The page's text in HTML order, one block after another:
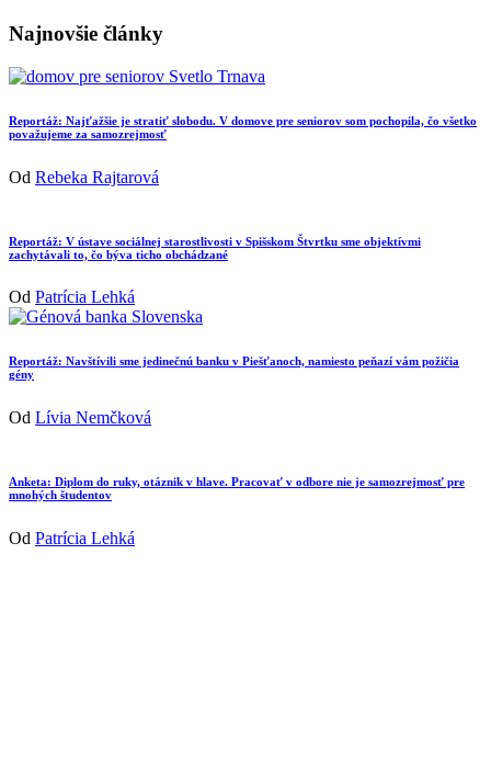
Najnovšie články
Reportáž: Najťažšie je stratiť slobodu. V domove pre seniorov som pochopila, čo všetko
považujeme za samozrejmosť
Od Rebeka Rajtarová
Reportáž: V ústave sociálnej starostlivosti v Spišskom Štvrtku sme objektívmi
zachytávali to, čo býva ticho obchádzané
Od Patrícia Lehká
Reportáž: Navštívili sme jedinečnú banku v Piešťanoch, namiesto peňazí vám požičia
gény
Od Lívia Nemčková
Anketa: Diplom do ruky, otáznik v hlave. Pracovať v odbore nie je samozrejmosť pre
mnohých študentov
Od Patrícia Lehká